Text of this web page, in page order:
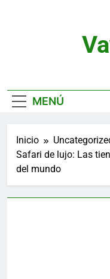
MENÚ
Inicio
Safari de lujo: Las
del mundo